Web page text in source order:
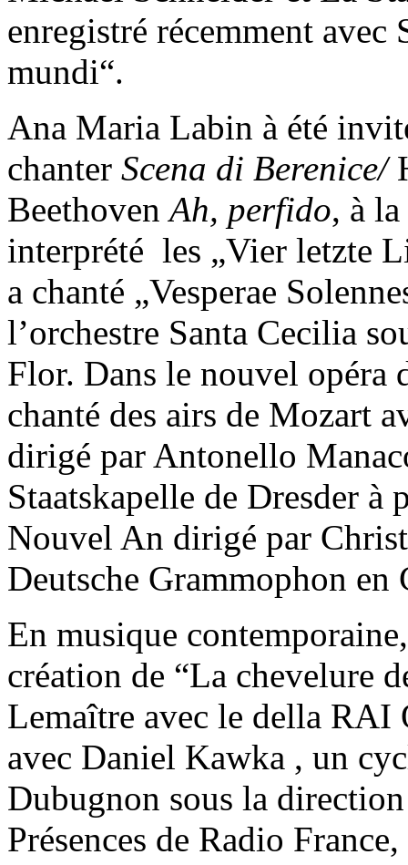
enregistré récemment avec
mundi“.
Ana Maria Labin à été
chanter Scena di Berenice/
BeethovenAh, perfido, à
interprété les „Vier letzte
a chanté „Vesperae
l’orchestre Santa Cecilia
Flor. Dans le nouvel opéra
chanté des airs de Mozart
dirigé par Antonello
Staatskapelle de Dresder à
Nouvel An dirigé par
Deutsche Grammophon
En musique
création de “La chevelure
Lemaître avec le della RAI
avec Daniel Kawka , un
Dubugnon sous la
Présences de Radio